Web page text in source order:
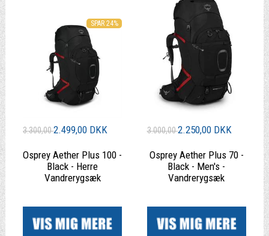
SPAR 24%
3.300,002.499,00 DKK
Osprey Aether Plus 100 -
Black - Herre
Vandrerygsæk
3.000,002.250,00 DKK
Osprey Aether Plus 70 -
Black - Men's -
Vandrerygsæk